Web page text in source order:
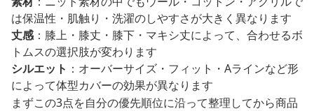
は保温性・肌触り・洗濯のしやすさが大きく異なります
丈感：膝上・膝丈・膝下・マキシ丈によって、合わせるボ
トムスの選択肢が変わります
シルエット ：オーバーサイズ・フィット・Aラインなど形
によって体型カバーの効果が異なります
まずこの3点を自分の優先順位に沿って整理してから商品